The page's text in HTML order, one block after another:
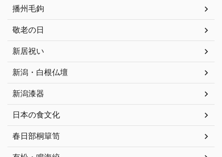
播州毛鉤
敬老の日
新居祝い
新潟・白根仏壇
新潟漆器
日本の食文化
春日部桐簞笥